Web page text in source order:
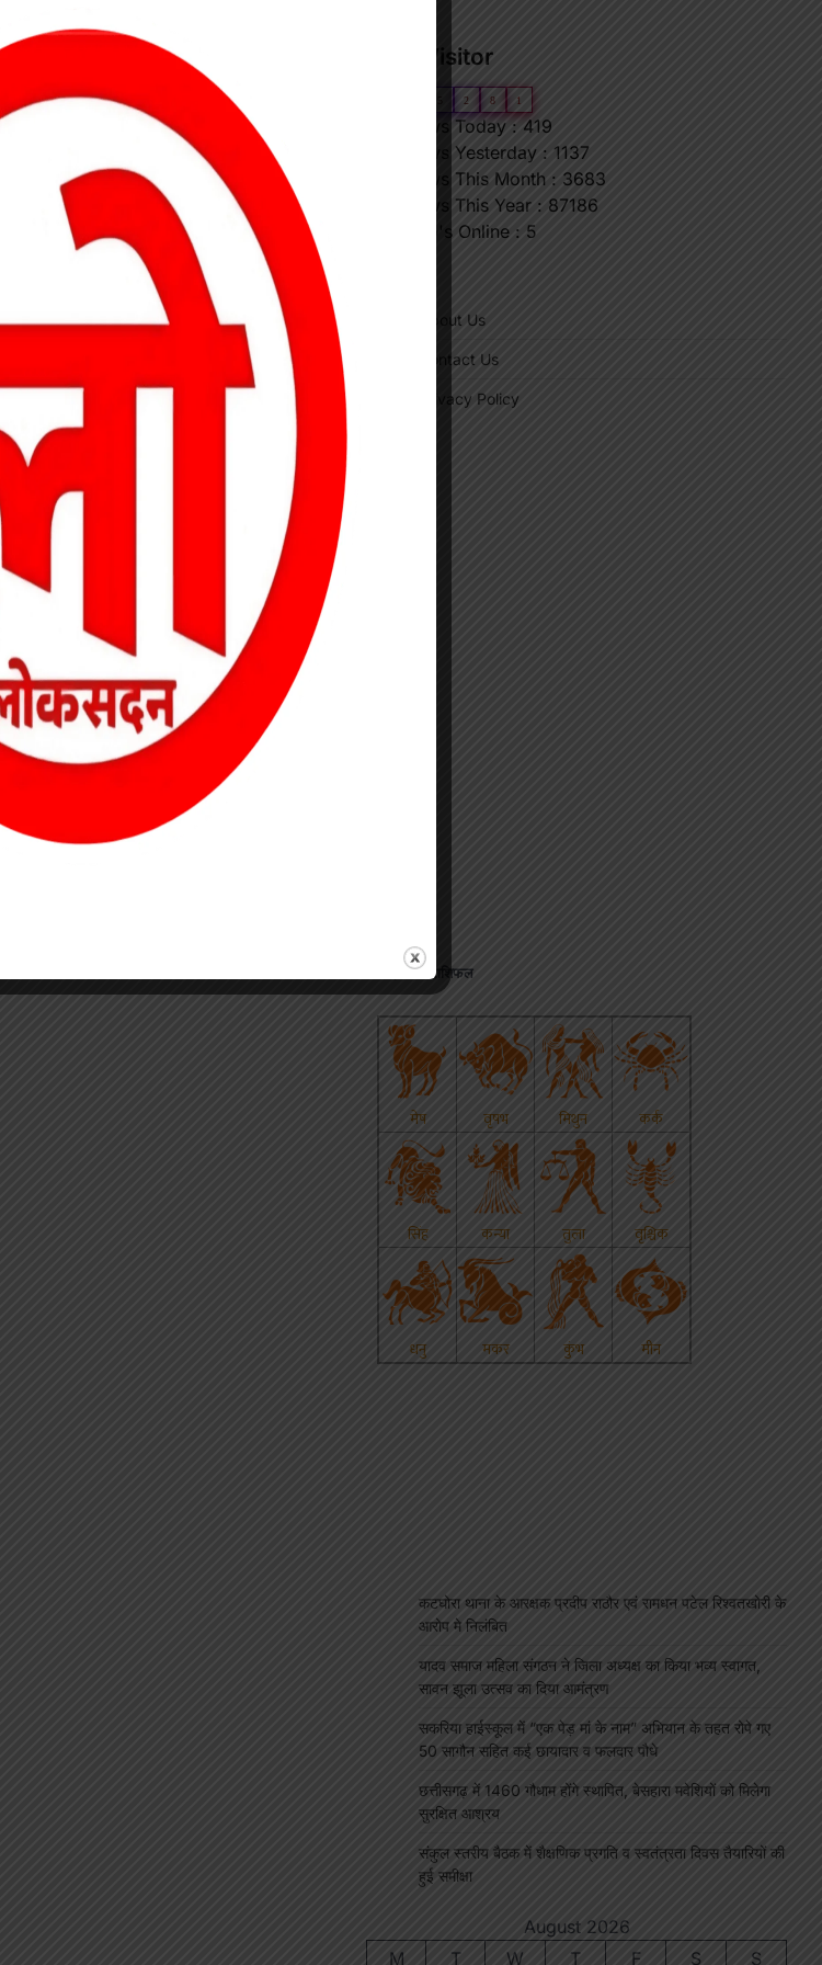
हंसदेव नदी डुबान में मिला सड़ी-गली अवस्था
में शव, एमसीबी जिले के लापता व्यक्ति की हुई
Views: 103 कोरबी पुलिस ने ग्रामीणों की
सूचना पर देर रात चलाया रेस्क्यू, पोस्टमार्टम के
WhatsApp
Threads
LinkedIn
Share
Our Visitor
2 8 1
Views Today : 419
Views Yesterday : 1137
Views This Month : 3683
Views This Year : 87186
Who's Online : 5
About Us
Contact Us
Privacy Policy
जानिए अपना राशिफल
कटघोरा थाना के आरक्षक प्रदीप राठौर एवं रामधन पटेल रिश्वतखोरी के
आरोप मे निलंबित
यादव समाज महिला संगठन ने जिला अध्यक्ष का किया भव्य स्वागत,
सावन झूला उत्सव का दिया आमंत्रण
सकरिया हाईस्कूल में “एक पेड़ मां के नाम” अभियान के तहत रोपे गए
50 सागौन सहित कई छायादार व फलदार पौधे
छत्तीसगढ़ में 1460 गौधाम होंगे स्थापित, बेसहारा मवेशियों को मिलेगा
सुरक्षित आश्रय
संकुल स्तरीय बैठक में शैक्षणिक प्रगति व स्वतंत्रता दिवस तैयारियों की
हुई समीक्षा
August 2026
M
T W T F S S